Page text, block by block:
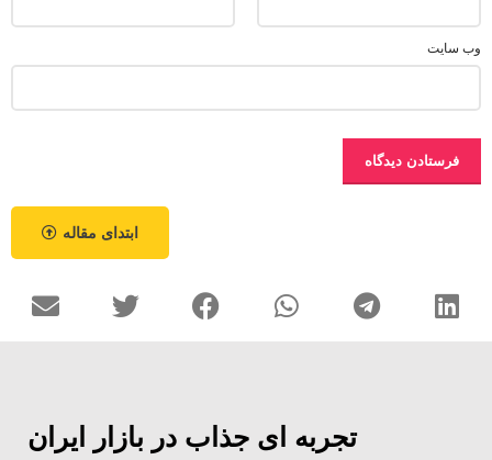
وب‌ سایت
ابتدای مقاله
تجربه ای جذاب در بازار ایران